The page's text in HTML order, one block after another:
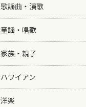
歌謡曲・演歌
童謡・唱歌
家族・親子
ハワイアン
洋楽